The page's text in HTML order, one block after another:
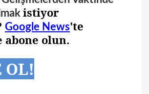
istiyor
Google News'te
abone olun.
OL!